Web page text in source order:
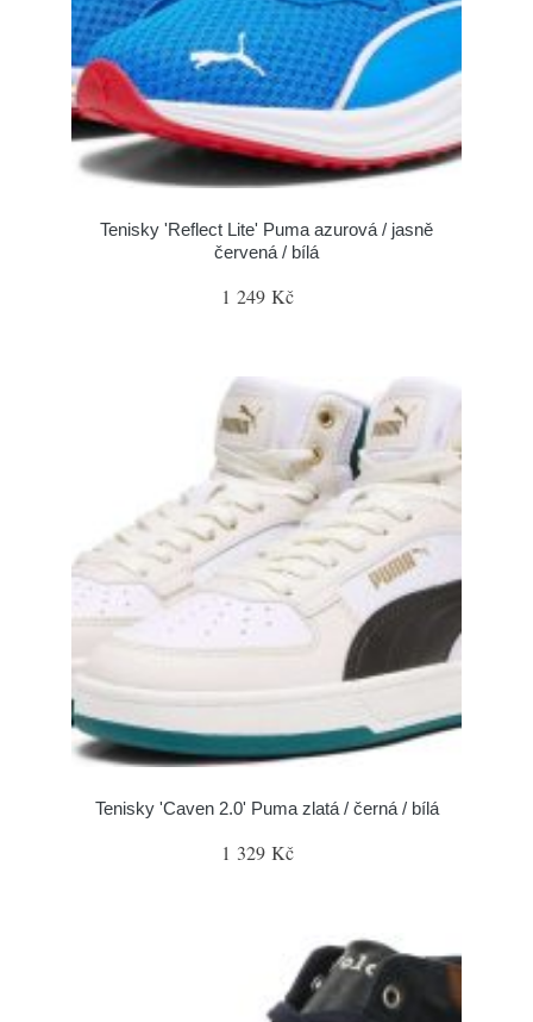
Tenisky 'Reflect Lite' Puma azurová / jasně
červená / bílá
1 249 Kč
Tenisky 'Caven 2.0' Puma zlatá / černá / bílá
1 329 Kč